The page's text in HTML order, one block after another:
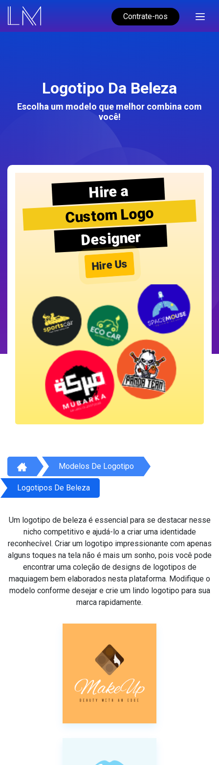
Contrate-nos
Logotipo Da Beleza
Escolha um modelo que melhor combina com
você!
Hire a
Custom Logo
Designer
Hire Us
Modelos De Logotipo
Logotipos De Beleza
Um logotipo de beleza é essencial para se destacar nesse
nicho competitivo e ajudá-lo a criar uma identidade
reconhecível. Criar um logotipo impressionante com apenas
alguns toques na tela não é mais um sonho, pois você pode
encontrar uma coleção de designs de logotipos de
maquiagem bem elaborados nesta plataforma. Modifique o
modelo conforme desejar e crie um lindo logotipo para sua
marca rapidamente.